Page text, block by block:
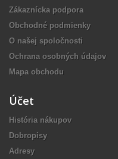
Zákaznícka podpora
Obchodné podmienky
O našej spoločnosti
Ochrana osobných údajov
Mapa obchodu
Účet
História nákupov
Dobropisy
Adresy